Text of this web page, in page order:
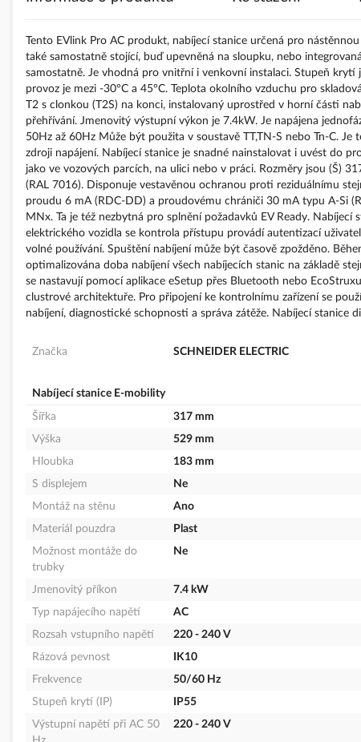
Tento EVlink Pro AC produkt, nabíjecí stanice určená pro
také samostatně stojící, buď upevněná na sloupku, nebo
samostatně. Je vhodná pro vnitřní i venkovní instalaci. Stupeň
provoz je mezi -30°C a 45°C. Teplota okolního vzduchu pro
T2 s clonkou (T2S) na konci, instalovaný uprostřed v horní části
přehřívání. Jmenovitý výstupní výkon je 7.4kW. Je napájena
50Hz až 60Hz Může být použita v soustavě TT,TN-S nebo Tn-C.
zdroji napájení. Nabíjecí stanice je snadné nainstalovat i uvést do
jako ve vozových parcích, na ulici nebo v práci. Rozměry jsou (Š)
(RAL 7016). Disponuje vestavěnou ochranou proti reziduálnímu
proudu 6 mA (RDC-DD) a proudovému chrániči 30 mA typu A-Si
MNx. Ta je též nezbytná pro splnění požadavků EV Ready.
elektrického vozidla se kontrola přístupu provádí autentizací
volné používání. Spuštění nabíjení může být časově zpožděno.
optimalizována doba nabíjení všech nabíjecích stanic na základě
se nastavují pomocí aplikace eSetup přes Bluetooth nebo
clustrové architektuře. Pro připojení ke kontrolnímu zařízení se
nabíjení, diagnostické schopnosti a správa zátěže. Nabíjecí stanice
Značka SCHNEIDER ELECTRIC
Nabíjecí stanice E-mobility
Šířka
317 mm
Výška
529 mm
Hloubka
183 mm
S displejem
Ne
Montáž na stěnu
Ano
Materiál pouzdra
Plast
Možnost montáže do
trubky
Ne
Jmenovitý příkon
7.4 kW
Typ napájecího napětí
AC
Rozsah vstupního napětí
220 - 240 V
Rázová pevnost
IK10
Frekvence
50/60 Hz
Stupeň krytí (IP)
IP55
Výstupní napětí při AC 50
220 - 240 V